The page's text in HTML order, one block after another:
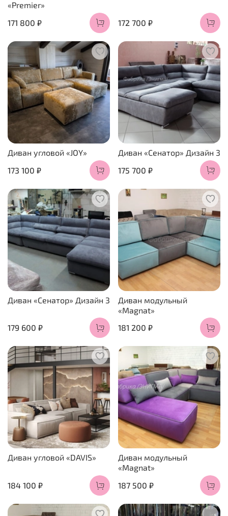
«Premier»
171 800 ₽
172 700 ₽
Диван угловой «JOY»
173 100 ₽
Диван «Сенатор» Дизайн 3
175 700 ₽
Диван «Сенатор» Дизайн 3
179 600 ₽
Диван модульный
«Magnat»
181 200 ₽
Диван угловой «DAVIS»
184 100 ₽
Диван модульный
«Magnat»
187 500 ₽